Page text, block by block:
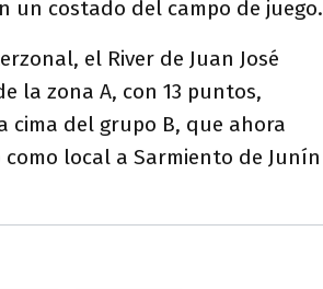
un costado del campo de juego.
el River de Juan José
la zona A, con 13 puntos,
cima del grupo B, que ahora
local a Sarmiento de Junín